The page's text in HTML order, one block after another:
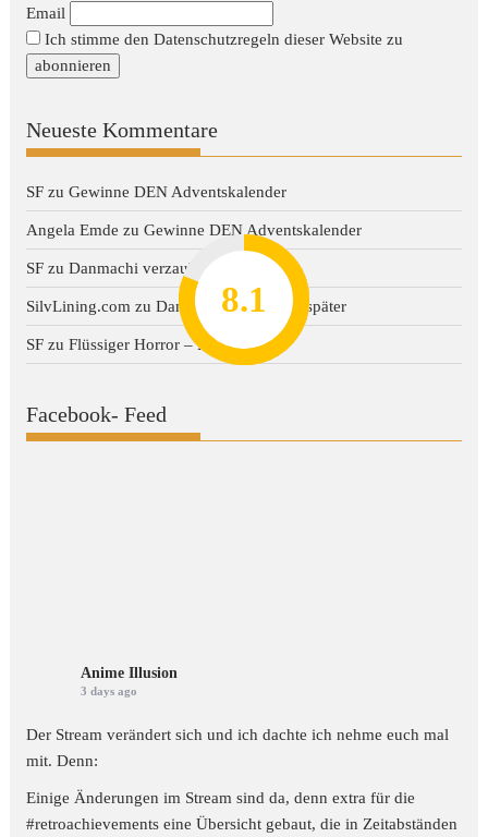
8.2
7.8
7.1
7
8.1
Email
Ich stimme den Datenschutzregeln dieser Website zu
Neueste Kommentare
SF zuGewinne DEN Adventskalender
Angela Emde zuGewinne DEN Adventskalender
SF zuDanmachi verzaubert später
SilvLining.com zuDanmachi verzaubert später
SF zuFlüssiger Horror – Dark Water
Facebook- Feed
Anime Illusion
3 days ago
Der Stream verändert sich und ich dachte ich nehme euch mal
mit. Denn:
Einige Änderungen im Stream sind da, denn extra für die
#retroachievements eine Übersicht gebaut, die in Zeitabständen